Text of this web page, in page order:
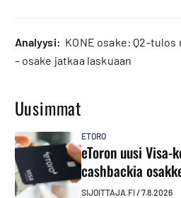
analyysi: KONE osake: Q2-
– osake jatkaa laskuaan
Uusimmat
ETORO
eToron uusi
cashbackia
SIJOITTAJA.FI/7.8.2026